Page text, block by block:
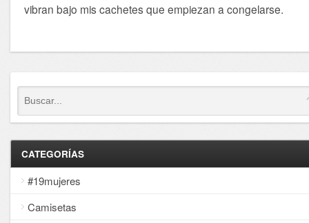
vibran bajo mis cachetes que empiezan a congelarse.
CATEGORÍAS
#19mujeres
Camisetas